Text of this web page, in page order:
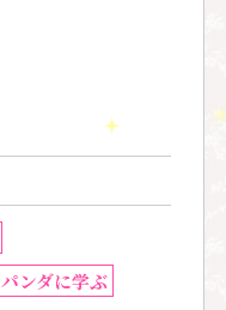
パンダに学ぶ